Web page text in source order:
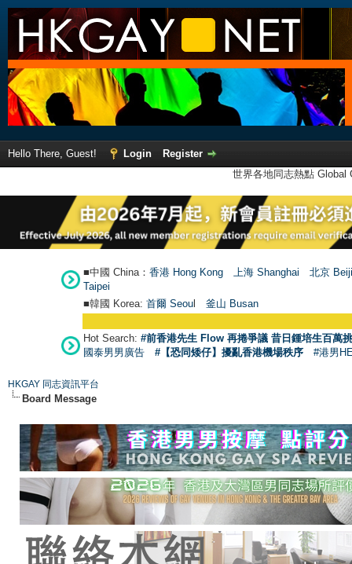
Hello There, Guest! Login
Register
世界各地同志熱點
■中國 China： 香港 Hong Kong 上海 Shanghai
北京
Taipei
■韓國 Korea: 首爾 Seoul 釜山 Busan
Hot Search: #前香港先生 Flow 再捲爭議 昔日鍾培生百萬
國泰男男廣告
#【恐同矮仔】擾亂香港機場秩序 #港男
HKGAY 同志資訊平台
Board Message